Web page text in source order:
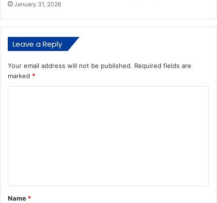
January 31, 2026
Leave a Reply
Your email address will not be published. Required fields are
marked *
*
Name *